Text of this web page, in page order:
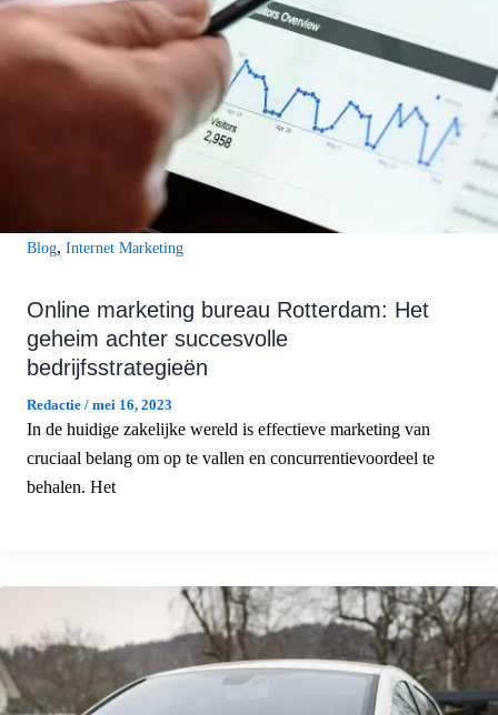
Blog, Internet Marketing
Online marketing bureau Rotterdam: Het
geheim achter succesvolle
bedrijfsstrategieën
Redactie / mei 16, 2023
In de huidige zakelijke wereld is effectieve marketing van
cruciaal belang om op te vallen en concurrentievoordeel te
behalen. Het